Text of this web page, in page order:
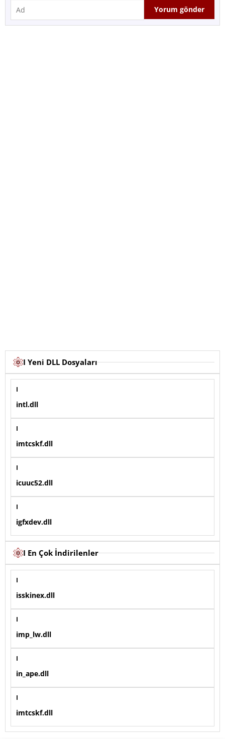
I Yeni DLL Dosyaları
I
intl.dll
I
imtcskf.dll
I
icuuc52.dll
I
igfxdev.dll
I En Çok İndirilenler
I
isskinex.dll
I
imp_lw.dll
I
in_ape.dll
I
imtcskf.dll